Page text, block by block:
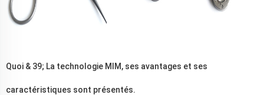
Quoi & 39; La technologie MIM, ses avantages et ses
caractéristiques sont présentés.